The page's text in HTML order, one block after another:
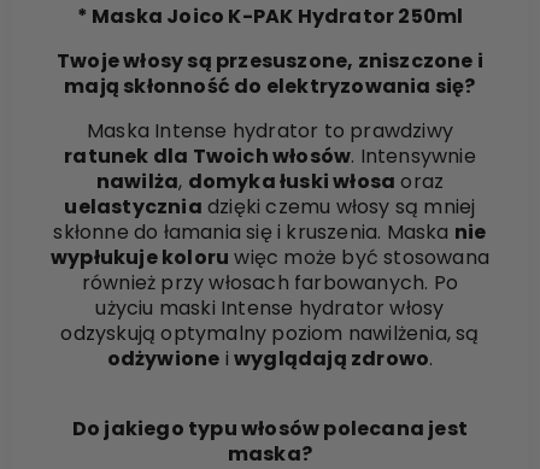
* Maska Joico K-PAK Hydrator 250ml
Twoje włosy są przesuszone, zniszczone i
mają skłonność do elektryzowania się?
Maska Intense hydrator to prawdziwy
ratunek dla Twoich włosów. Intensywnie
nawilża, domyka łuski włosa oraz
uelastycznia dzięki czemu włosy są mniej
skłonne do łamania się i kruszenia. Maska nie
wypłukuje koloru więc może być stosowana
również przy włosach farbowanych. Po
użyciu maski Intense hydrator włosy
odzyskują optymalny poziom nawilżenia, są
odżywione i wyglądają zdrowo.
Do jakiego typu włosów polecana jest
maska?